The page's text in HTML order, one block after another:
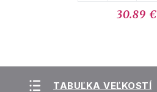
30.89 €
TABUĽKA VEĽKOSTÍ